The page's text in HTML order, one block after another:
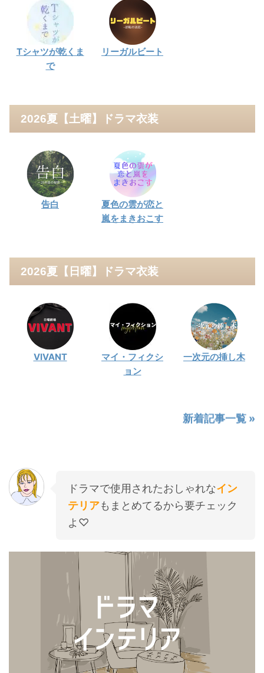
Tシャツが乾くま
で
リーガルビート
2026夏【土曜】ドラマ衣装
告白
夏色の雲が恋と
嵐をまきおこす
2026夏【日曜】ドラマ衣装
VIVANT
マイ・フィクシ
ョン
一次元の挿し木
新着記事一覧 »
ドラマで使用されたおしゃれなイン
テリアもまとめてるから要チェック
よ♡